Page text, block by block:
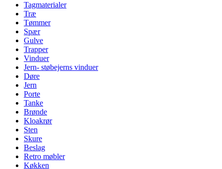
Tagmaterialer
Træ
Tømmer
Spær
Gulve
Trapper
Vinduer
Jern- støbejerns vinduer
Døre
Jern
Porte
Tanke
Brønde
Kloakrør
Sten
Skure
Beslag
Retro møbler
Køkken